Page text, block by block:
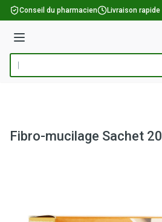
Aller au contenu
Conseil du pharmacien Livraison rapide
Menu
Rechercher
Fibro-mucilage Sachet 20